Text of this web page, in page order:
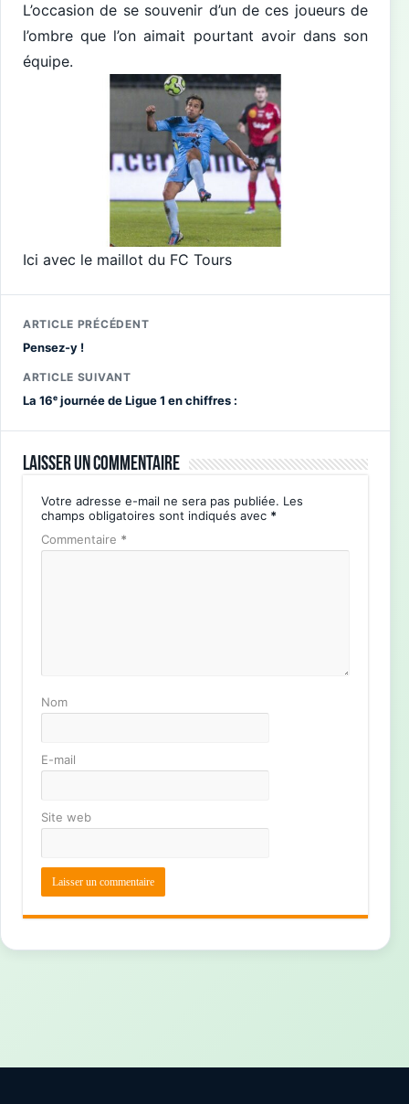
L’occasion de se souvenir d’un de ces joueurs de
l’ombre que l’on aimait pourtant avoir dans son
équipe.
Ici avec le maillot du FC Tours
ARTICLE PRÉCÉDENT
Pensez-y !
ARTICLE SUIVANT
La 16ᵉ journée de Ligue 1 en chiffres :
Laisser un commentaire
Votre adresse e-mail ne sera pas publiée. Les
champs obligatoires sont indiqués avec *
Commentaire *
Nom
E-mail
Site web